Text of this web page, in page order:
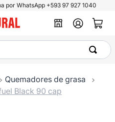
por WhatsApp +593 97 927 1040
Quemadores de grasa
Black 90 cap